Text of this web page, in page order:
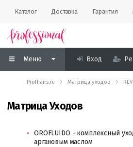
Каталог Доставка Гарантия
Меню Вход
Profhairs.ru Матрица уходов
Матрица Уходов
OROFLUIDO - комплексный
аргановым маслом